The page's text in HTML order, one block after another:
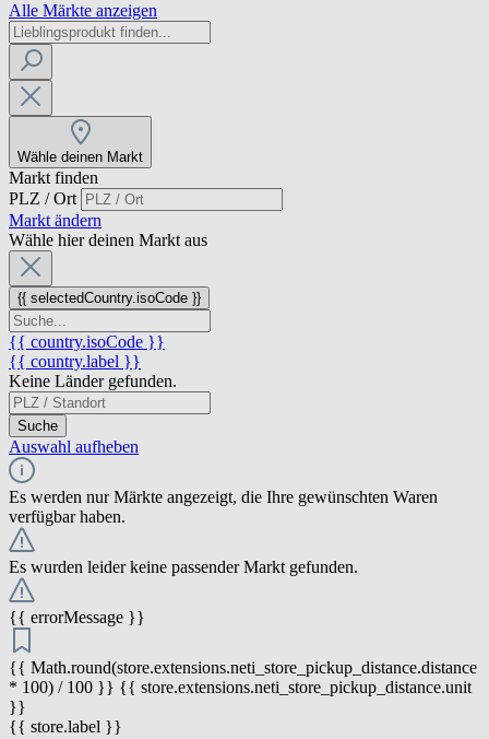
Alle Märkte anzeigen
Wähle deinen Markt
Markt finden
PLZ / Ort
Markt ändern
Wähle hier deinen Markt aus
{{ selectedCountry.isoCode }}
{{ country.isoCode }}
{{ country.label }}
Keine Länder gefunden.
Suche
Auswahl aufheben
Es werden nur Märkte angezeigt, die Ihre gewünschten Waren
verfügbar haben.
Es wurden leider keine passender Markt gefunden.
{{ errorMessage }}
{{ Math.round(store.extensions.neti_store_pickup_distance.distance
* 100) / 100 }} {{ store.extensions.neti_store_pickup_distance.unit
}}
{{ store.label }}